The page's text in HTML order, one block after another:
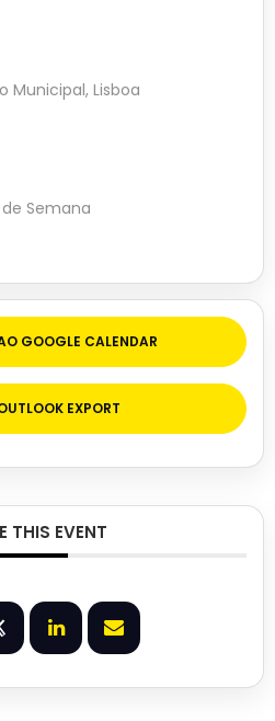
Municipal, Lisboa
Semana
GOOGLE CALENDAR
EXPORT
THIS EVENT